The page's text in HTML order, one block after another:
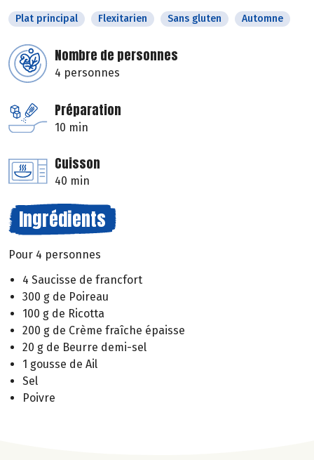
Plat principal Flexitarien Sans gluten Automne
Nombre de personnes
4 personnes
Préparation
10 min
Cuisson
40 min
Ingrédients
Pour 4 personnes
4 Saucisse de francfort
300 g de Poireau
100 g de Ricotta
200 g de Crème fraîche épaisse
20 g de Beurre demi-sel
1 gousse de Ail
Sel
Poivre